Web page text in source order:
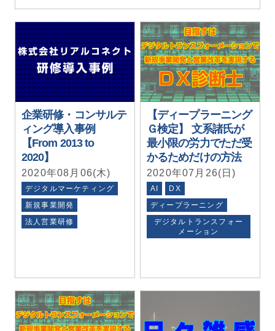
企業研修・コンサルテ
ィング導入事例
【From 2013 to
2020】
2020年08月06(木)
デジタルマーケティング
新規事業開発
法人営業研修
【ディープラーニング
Ｇ検定】 文系諸氏が
最小限の労力でただ受
かるためだけの方法
2020年07月26(日)
AI
DX
ディープラーニング
デジタルトランスフォー
メーション